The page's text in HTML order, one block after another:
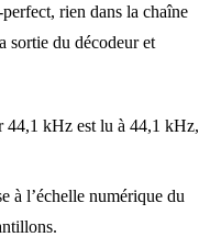
rien dans la chaîne
sortie du décodeur et
44,1 kHz est lu à 44,1 kHz,
à l’échelle numérique du